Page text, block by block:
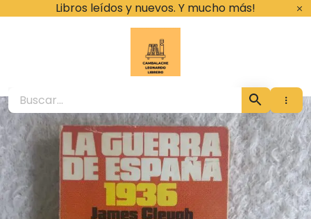
Libros leídos y nuevos. Y mucho más!
Cambalache